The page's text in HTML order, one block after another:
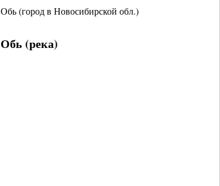
Обь (город в Новосибирской обл.)
Обь (река)